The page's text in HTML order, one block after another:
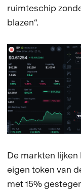
ruimteschip
blazen“.
De markten lijken
eigen token van
met 15%